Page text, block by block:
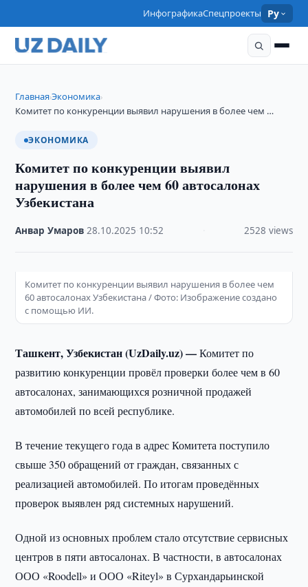
ИнфографикаСпецпроекты Ру
Главная›Экономика›
Комитет по конкуренции выявил нарушения в более чем …
ЭКОНОМИКА
Комитет по конкуренции выявил
нарушения в более чем 60 автосалонах
Узбекистана
Анвар Умаров ·28.10.2025 10:52 2528 views
Комитет по конкуренции выявил нарушения в более чем
60 автосалонах Узбекистана / Фото: Изображение создано
с помощью ИИ.
Ташкент, Узбекистан (UzDaily.uz) —Комитет по
развитию конкуренции провёл проверки более чем в 60
автосалонах, занимающихся розничной продажей
автомобилей по всей республике.
В течение текущего года в адрес Комитета поступило
свыше 350 обращений от граждан, связанных с
реализацией автомобилей. По итогам проведённых
проверок выявлен ряд системных нарушений.
Одной из основных проблем стало отсутствие сервисных
центров в пяти автосалонах. В частности, в автосалонах
ООО «Roodell» и ООО «Riteyl» в Сурхандарьинской